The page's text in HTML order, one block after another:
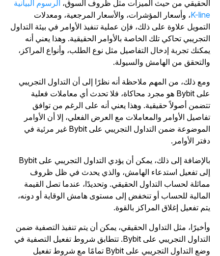
من حيث الميزات مثل ظروف السوق،الرسوم البيانية
K-، وأسعار المؤشرات، والأسعار المرجعية، ومعدلات
علاوة على ذلك، فإن عملية تنفيذ الأوامر في بيئة التداول
تحاكي تلك الخاصة بالأوامر الحقيقية. وهذا يعني أنه
تجربة إدخال التفاصيل مثل نوع الطلب، وأنواع المراكز،
من الهامش والسيولة.
ذلك، من المهم ملاحظة أنه نظرًا إلى أن التداول التجريبي
على Bybit هو مجرد محاكاة، فلا تحدث أي معاملات فعلية
أصولاً حقيقية. وهذا يعني أنه على الرغم من توافق
الأوامر والمعاملات مع العرض الفعلي، إلا أن الأوامر
الموضوعة ضمن التداول التجريبي على Bybit غير مرئية في
الأوامر.
بالإضافة إلى ذلك، يمكن أن يؤدي التداول التجريبي على Bybit
تفعيل استدعاء الهامش، والذي يحدث في ظل ظروف
لحساب التداول الحقيقي. وتحديدًا، عندما تصل القيمة
للحساب أو تنخفض إلى مستوى هامش الوقاية أو دونه،
تفعيل إغلاق المراكز بالقوة.
مثل التداول الحقيقي، يمكن أن يتم تنفيذ التصفية ضمن
التداول التجريبي على Bybit. تتطابق شروط تفعيل التصفية في
وضع التداول التجريبي على Bybit تمامًا مع شروط تفعيل